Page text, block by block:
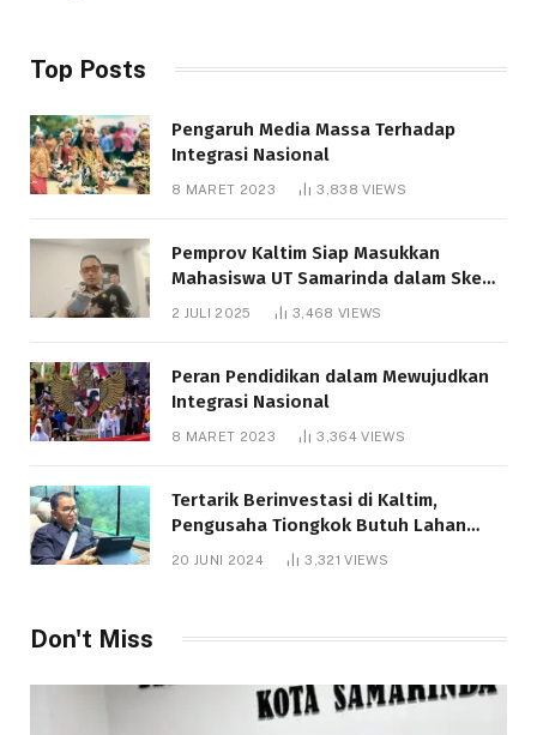
Top Posts
Pengaruh Media Massa Terhadap
Integrasi Nasional
8 MARET 2023 3,838VIEWS
Pemprov Kaltim Siap Masukkan
Mahasiswa UT Samarinda dalam Skema
Bantuan Pendidikan Gratispol
2 JULI 2025 3,468 VIEWS
Peran Pendidikan dalam Mewujudkan
Integrasi Nasional
8 MARET 2023 3,364VIEWS
Tertarik Berinvestasi di Kaltim,
Pengusaha Tiongkok Butuh Lahan
1.000 Hektare
20 JUNI 2024 3,321VIEWS
Don't Miss